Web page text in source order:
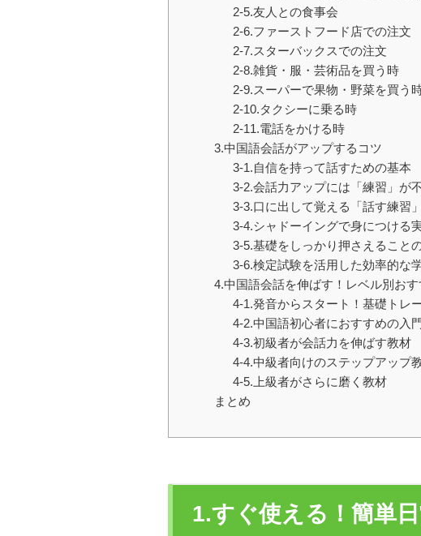
2-5.友人との食事会
2-6.ファーストフード店での注文
2-7.スターバックスでの注文
2-8.雑貨・服・芸術品を買う時
2-9.スーパーで果物・野菜を買う
2-10.タクシーに乗る時
2-11.電話をかける時
3.中国語会話がアップするコツ
3-1.自信を持って話すための基本
3-2.会話力アップには「練習」が
3-3.口に出して覚える「話す練習
3-4.シャドーイングで身につける
3-5.基礎をしっかり押さえること
3-6.検定試験を活用した効率的な
4.中国語会話を伸ばす！レベル別お
4-1.発音からスタート！基礎トレ
4-2.中国語初心者におすすめの入
4-3.初級者が会話力を伸ばす教材
4-4.中級者向けのステップアップ
4-5.上級者がさらに磨く教材
まとめ
1.すぐ使える！簡単